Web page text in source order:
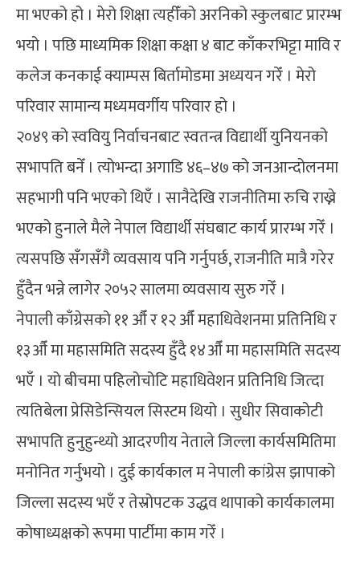
मा भएको हो । मेरो शिक्षा त्यहीँको अरनिको स्कुलबाट प्रारम्भ
भयो । पछि माध्यमिक शिक्षा कक्षा ४ बाट काँकरभिट्टा मावि र
कलेज कनकाई क्याम्पस बिर्तामोडमा अध्ययन गरेँ । मेरो
परिवार सामान्य मध्यमवर्गीय परिवार हो ।
२०४९ को स्ववियु निर्वाचनबाट स्वतन्त्र विद्यार्थी युनियनको
सभापति बनेँ । त्योभन्दा अगाडि ४६–४७ को जनआन्दोलनमा
सहभागी पनि भएको थिएँ । सानैदेखि राजनीतिमा रुचि राख्ने
भएको हुनाले मैले नेपाल विद्यार्थी संघबाट कार्य प्रारम्भ गरेँ ।
त्यसपछि सँगसँगै व्यवसाय पनि गर्नुपर्छ, राजनीति मात्रै गरेर
हुँदैन भन्ने लागेर २०५२ सालमा व्यवसाय सुरु गरेँ ।
नेपाली काँग्रेसको ११ औँ र १२ औँ महाधिवेशनमा प्रतिनिधि र
१३औँ मा महासमिति सदस्य हुँदै १४औँ मा महासमिति सदस्य
भएँ । यो बीचमा पहिलोचोटि महाधिवेशन प्रतिनिधि जित्दा
त्यतिबेला प्रेसिडेन्सियल सिस्टम थियो । सुधीर सिवाकोटी
सभापति हुनुहुन्थ्यो आदरणीय नेताले जिल्ला कार्यसमितिमा
मनोनित गर्नुभयो । दुई कार्यकाल म नेपाली कांग्रेस झापाको
जिल्ला सदस्य भएँ र तेस्रोपटक उद्धव थापाको कार्यकालमा
कोषाध्यक्षको रूपमा पार्टीमा काम गरेँ ।